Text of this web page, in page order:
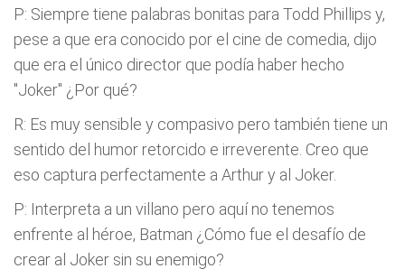
P: Siempre tiene palabras bonitas para Todd Phillips y,
pese a que era conocido por el cine de comedia, dijo
que era el único director que podía haber hecho
"Joker" ¿Por qué?
R: Es muy sensible y compasivo pero también tiene un
sentido del humor retorcido e irreverente. Creo que
eso captura perfectamente a Arthur y al Joker.
P: Interpreta a un villano pero aquí no tenemos
enfrente al héroe, Batman ¿Cómo fue el desafío de
crear al Joker sin su enemigo?